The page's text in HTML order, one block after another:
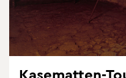
Ka­se­mat­ten-